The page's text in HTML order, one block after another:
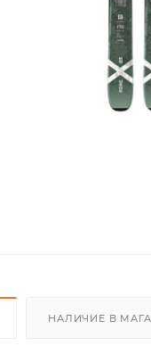
НАЛИЧИЕ В